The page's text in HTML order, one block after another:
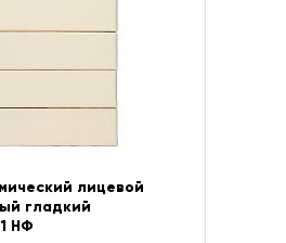
лицевой
гладкий
НФ